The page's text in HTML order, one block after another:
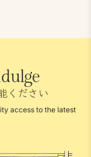
ください
access to the latest